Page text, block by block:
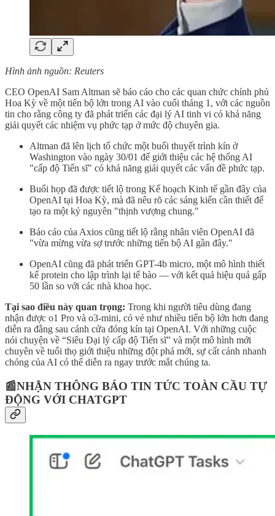
Hình ảnh nguồn: Reuters
CEO OpenAI Sam Altman sẽ báo cáo cho các quan chức chính phủ
Hoa Kỳ về một tiến bộ lớn trong AI vào cuối tháng 1, với các nguồn
tin cho rằng công ty đã phát triển các đại lý AI tinh vi có khả năng
giải quyết các nhiệm vụ phức tạp ở mức độ chuyên gia.
Altman đã lên lịch tổ chức một buổi thuyết trình kín ở
Washington vào ngày 30/01 để giới thiệu các hệ thống AI
"cấp độ Tiến sĩ" có khả năng giải quyết các vấn đề phức tạp.
Buổi họp đã được tiết lộ trong Kế hoạch Kinh tế gần đây của
OpenAI tại Hoa Kỳ, mà đã nêu rõ các sáng kiến cần thiết để
tạo ra một kỷ nguyên "thịnh vượng chung."
Báo cáo của Axios cũng tiết lộ rằng nhân viên OpenAI đã
"vừa mừng vừa sợ trước những tiến bộ AI gần đây."
OpenAI cũng đã phát triển GPT-4b micro, một mô hình thiết
kế protein cho lập trình lại tế bào — với kết quả hiệu quả gấp
50 lần so với các nhà khoa học.
Tại sao điều này quan trọng: Trong khi người tiêu dùng đang
nhận được o1 Pro và o3-mini, có vẻ như nhiều tiến bộ lớn hơn đang
diễn ra đằng sau cánh cửa đóng kín tại OpenAI. Với những cuộc
nói chuyện về “Siêu Đại lý cấp độ Tiến sĩ” và một mô hình mới
chuyên về tuổi thọ giới thiệu những đột phá mới, sự cất cánh nhanh
chóng của AI có thể diễn ra ngay trước mắt chúng ta.
📰NHẬN THÔNG BÁO TIN TỨC TOÀN CẦU TỰ
ĐỘNG VỚI CHATGPT